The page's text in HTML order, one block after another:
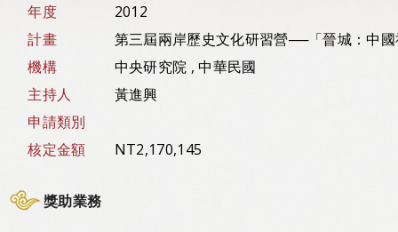
年度
2012
計畫
第三屆兩岸歷史文化研習營──「晉城：中
機構
中央研究院 , 中華民國
主持人
黃進興
申請類別
核定金額
NT2,170,145
獎助業務